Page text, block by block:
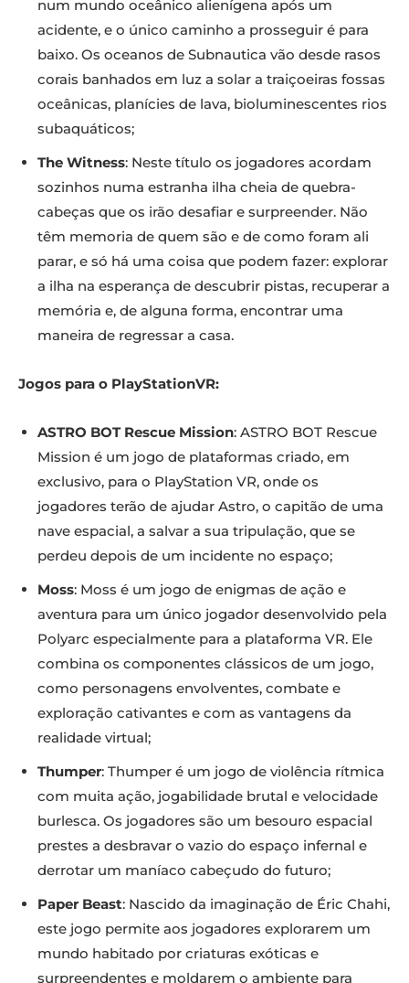
num mundo oceânico alienígena após um
acidente, e o único caminho a prosseguir é para
baixo. Os oceanos de Subnautica vão desde rasos
corais banhados em luz a solar a traiçoeiras fossas
oceânicas, planícies de lava, bioluminescentes rios
subaquáticos;
The Witness: Neste título os jogadores acordam
sozinhos numa estranha ilha cheia de quebra-
cabeças que os irão desafiar e surpreender. Não
têm memoria de quem são e de como foram ali
parar, e só há uma coisa que podem fazer: explorar
a ilha na esperança de descubrir pistas, recuperar a
memória e, de alguna forma, encontrar uma
maneira de regressar a casa.
Jogos para o PlayStationVR:
ASTRO BOT Rescue Mission: ASTRO BOT Rescue
Mission é um jogo de plataformas criado, em
exclusivo, para o PlayStation VR, onde os
jogadores terão de ajudar Astro, o capitão de uma
nave espacial, a salvar a sua tripulação, que se
perdeu depois de um incidente no espaço;
Moss: Moss é um jogo de enigmas de ação e
aventura para um único jogador desenvolvido pela
Polyarc especialmente para a plataforma VR. Ele
combina os componentes clássicos de um jogo,
como personagens envolventes, combate e
exploração cativantes e com as vantagens da
realidade virtual;
Thumper: Thumper é um jogo de violência rítmica
com muita ação, jogabilidade brutal e velocidade
burlesca. Os jogadores são um besouro espacial
prestes a desbravar o vazio do espaço infernal e
derrotar um maníaco cabeçudo do futuro;
Paper Beast: Nascido da imaginação de Éric Chahi,
este jogo permite aos jogadores explorarem um
mundo habitado por criaturas exóticas e
surpreendentes e moldarem o ambiente para